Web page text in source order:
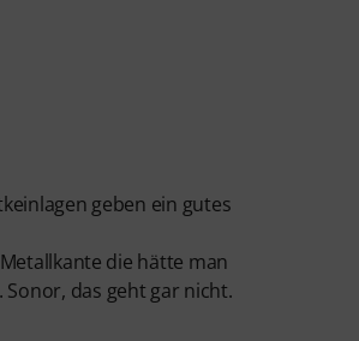
geben ein gutes
die hätte man
das geht gar nicht.